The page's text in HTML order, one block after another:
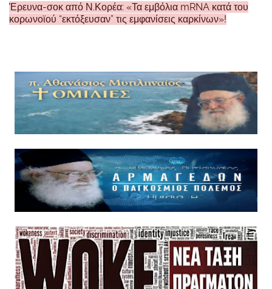
Έρευνα-σοκ από Ν.Κορέα: «Τα εμβόλια mRNA κατά του
κορωνοϊού “εκτόξευσαν” τις εμφανίσεις καρκίνων»!